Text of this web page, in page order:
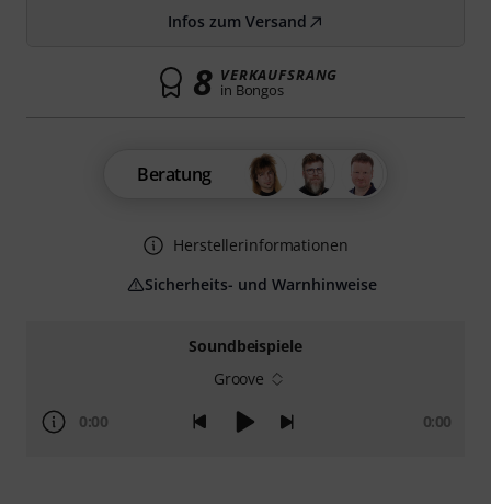
Soundbeispiele
Groove
0:00 0:00
Infos zum Versand
8 VERKAUFSRANG
in Bongos
Beratung
Herstellerinformationen
Sicherheits- und Warnhinweise